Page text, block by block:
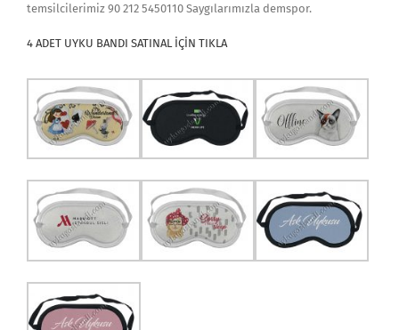
temsilcilerimiz 90 212 5450110 Saygılarımızla demspor.
4 ADET UYKU BANDI SATINAL İÇİN TIKLA